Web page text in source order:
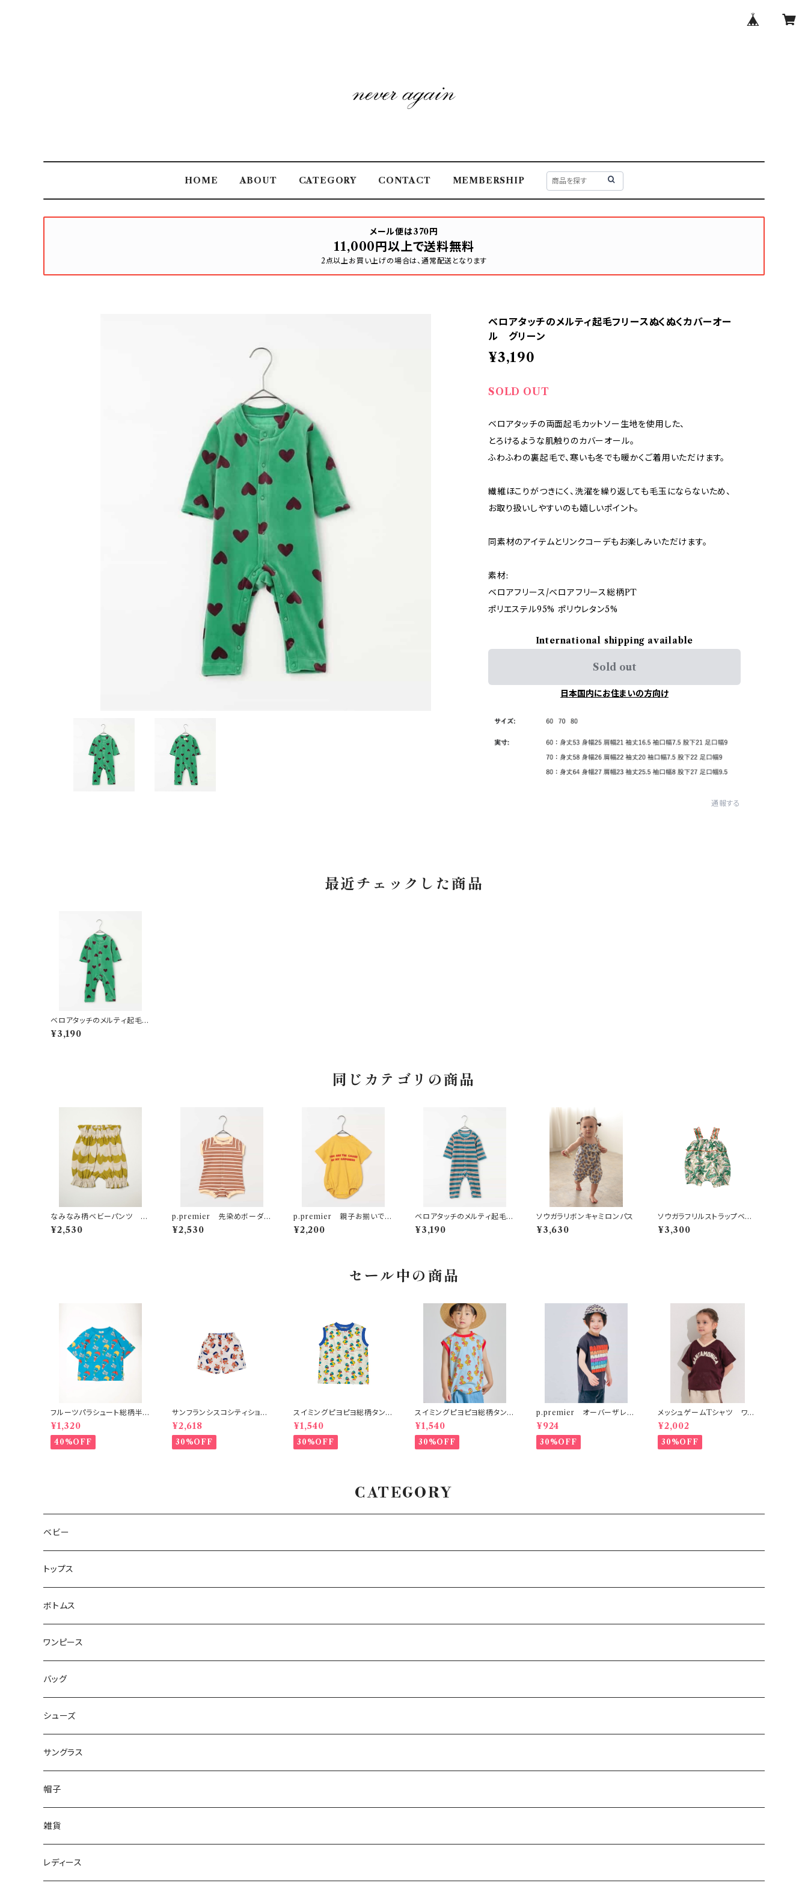
HOME ABOUT CATEGORY CONTACT MEMBERSHIP
メール便は370円
11,000円以上で送料無料
2点以上お買い上げの場合は、通常配送となります
ベロアタッチのメルティ起毛フリースぬくぬくカバーオー
ル グリーン
¥3,190
SOLD OUT
ベロアタッチの両面起毛カットソー生地を使用した、
とろけるような肌触りのカバーオール。
ふわふわの裏起毛で、寒いも冬でも暖かくご着用いただけます。
繊維ほこりがつきにく、洗濯を繰り返しても毛玉にならないため、
お取り扱いしやすいのも嬉しいポイント。
同素材のアイテムとリンクコーデもお楽しみいただけます。
素材:
ベロアフリース/ベロアフリース総柄PT
ポリエステル95% ポリウレタン5%
International shipping available
Sold out
日本国内にお住まいの方向け
通報する
最近チェックした商品
ベロアタッチのメルティ起毛フ
リースぬくぬくカバーオール
グリーン
¥3,190
同じカテゴリの商品
なみなみ柄ベビーパンツ イ
エロー
¥2,530
p.premier 先染めボーダー
ワッフルロンパース アイボリ
ー
¥2,530
p.premier 親子お揃いでイ
ロチ買いしたいシンプルロゴT
ロンパース イエロー
¥2,200
ベロアタッチのメルティ起毛フ
リースぬくぬくカバーオール
ボーダー
¥3,190
ソウガラリボンキャミロンパス
¥3,630
ソウガラフリルストラップベビ
ーサロペット ベージュ
¥3,300
セール中の商品
フルーツパラシュート総柄半
袖Tシャツ ブルー
¥1,320
40%OFF
サンフランシスコシティショー
ツ オフホワイト 150-160
¥2,618
30%OFF
スイミングピヨピヨ総柄タンク
トップ アイボリー
¥1,540
30%OFF
スイミングピヨピヨ総柄タンク
トップ サックス
¥1,540
30%OFF
p.premier オーバーザレイ
ンボータンクTシャツ リンク
¥924
30%OFF
メッシュゲームTシャツ ワイ
ンレッド
¥2,002
30%OFF
CATEGORY
ベビー
トップス
ボトムス
ワンピース
バッグ
シューズ
サングラス
帽子
雑貨
レディース